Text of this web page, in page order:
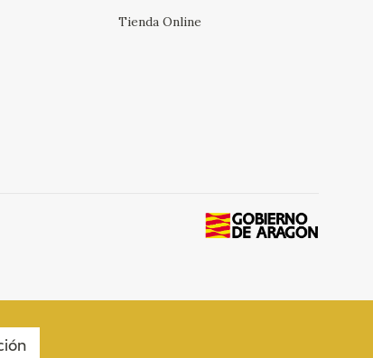
Tienda Online